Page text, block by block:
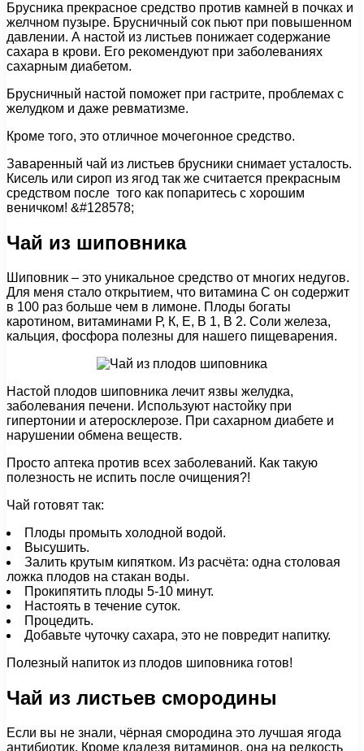
Брусника прекрасное средство против камней в почках и
желчном пузыре. Брусничный сок пьют при повышенном
давлении. А настой из листьев понижает содержание
сахара в крови. Его рекомендуют при заболеваниях
сахарным диабетом.
Брусничный настой поможет при гастрите, проблемах с
желудком и даже ревматизме.
Кроме того, это отличное мочегонное средство.
Заваренный чай из листьев брусники снимает усталость.
Кисель или сироп из ягод так же считается прекрасным
средством после того как попаритесь с хорошим
веничком! &#128578;
Чай из шиповника
Шиповник – это уникальное средство от многих недугов.
Для меня стало открытием, что витамина С он содержит
в 100 раз больше чем в лимоне. Плоды богаты
каротином, витаминами Р, К, Е, В 1, В 2. Соли железа,
кальция, фосфора полезны для нашего пищеварения.
Настой плодов шиповника лечит язвы желудка,
заболевания печени. Используют настойку при
гипертонии и атеросклерозе. При сахарном диабете и
нарушении обмена веществ.
Просто аптека против всех заболеваний. Как такую
полезность не испить после очищения?!
Чай готовят так:
Плоды промыть холодной водой.
Высушить.
Залить крутым кипятком. Из расчёта: одна столовая
ложка плодов на стакан воды.
Прокипятить плоды 5-10 минут.
Настоять в течение суток.
Процедить.
Добавьте чуточку сахара, это не повредит напитку.
Полезный напиток из плодов шиповника готов!
Чай из листьев смородины
Если вы не знали, чёрная смородина это лучшая ягода
антибиотик. Кроме кладезя витаминов, она на редкость